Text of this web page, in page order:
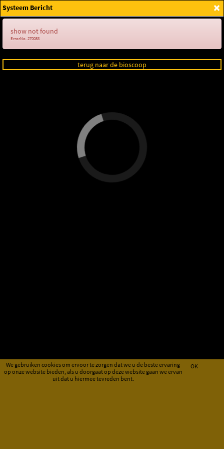
Login
We gebruiken cookies om ervoor te zorgen dat we u de beste ervaring
op onze website bieden, als u doorgaat op deze website gaan we ervan
uit dat u hiermee tevreden bent.
OK
×
Systeem Bericht
show not found
ErrorNo. 270083
terug naar de bioscoop